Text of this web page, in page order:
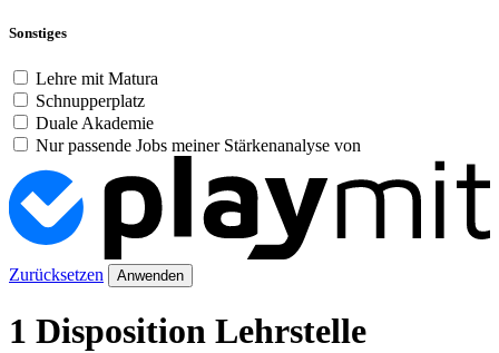
Sonstiges
Lehre mit Matura
Schnupperplatz
Duale Akademie
Nur passende Jobs meiner Stärkenanalyse von
Zurücksetzen Anwenden
1 Disposition Lehrstelle